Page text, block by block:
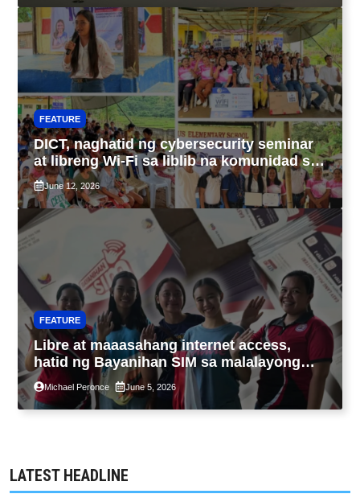
FEATURE
DICT, naghatid ng cybersecurity seminar
at libreng Wi-Fi sa liblib na komunidad sa
Tarlac
June 12, 2026
FEATURE
Libre at maaasahang internet access,
hatid ng Bayanihan SIM sa malalayong
komunidad sa Guimaras
Michael Peronce June 5, 2026
LATEST HEADLINE